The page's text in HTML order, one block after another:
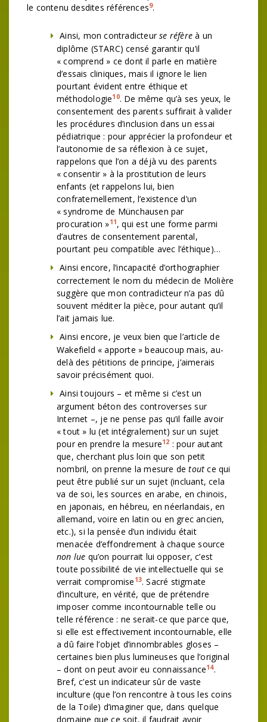
le contenu desdites références9.
Ainsi, mon contradicteurse réfère à un
diplôme (STARC) censé garantir qu’il
« comprend » ce dont il parle en matière
d’essais cliniques, mais il ignore le lien
pourtant évident entre éthique et
méthodologie10. De même qu’à ses yeux, le
consentement des parents suffirait à valider
les procédures d’inclusion dans un essai
pédiatrique : pour apprécier la profondeur et
l’autonomie de sa réflexion à ce sujet,
rappelons que l’on a déjà vu des parents
« consentir » à la prostitution de leurs
enfants (et rappelons lui, bien
confraternellement, l’existence d’un
« syndrome de Münchausen par
procuration »11, qui est une forme parmi
d’autres de consentement parental,
pourtant peu compatible avec l’éthique)…
Ainsi encore, l’incapacité d’orthographier
correctement le nom du médecin de Molière
suggère que mon contradicteur n’a pas dû
souvent méditer la pièce, pour autant qu’il
l’ait jamais lue.
Ainsi encore, je veux bien que l’article de
Wakefield « apporte » beaucoup mais, au-
delà des pétitions de principe, j’aimerais
savoir précisément quoi.
Ainsi toujours – et même si c’est un
argument béton des controverses sur
Internet –, je ne pense pas qu’il faille avoir
« tout » lu (et intégralement) sur un sujet
pour en prendre la mesure12 : pour autant
que, cherchant plus loin que son petit
nombril, on prenne la mesure detout ce qui
peut être publié sur un sujet (incluant, cela
va de soi, les sources en arabe, en chinois,
en japonais, en hébreu, en néerlandais, en
allemand, voire en latin ou en grec ancien,
etc.), si la pensée d’un individu était
menacée d’effondrement à chaque source
non lue qu’on pourrait lui opposer, c’est
toute possibilité de vie intellectuelle qui se
verrait compromise 13. Sacré stigmate
d’inculture, en vérité, que de prétendre
imposer comme incontournable telle ou
telle référence : ne serait-ce que parce que,
si elle est effectivement incontournable, elle
a dû faire l’objet d’innombrables gloses –
certaines bien plus lumineuses que l’original
– dont on peut avoir eu connaissance14.
Bref, c’est un indicateur sûr de vaste
inculture (que l’on rencontre à tous les coins
de la Toile) d’imaginer que, dans quelque
domaine que ce soit, il faudrait avoir